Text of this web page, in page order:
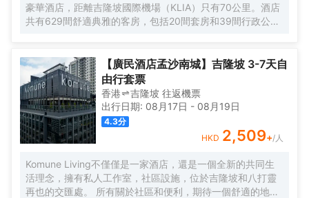
豪華酒店，距離吉隆坡國際機場（KLIA）只有70公里。酒店
共有629間舒適典雅的客房，包括20間套房和39間行政公
供146間客房和20間套房，客人可專享文華東方會行政貴賓
廊設施的優待。客人可以在房內免費上網。酒店內的餐飲和
酒吧令人更加難忘。客人可以在酒店的7間餐廳，酒吧和休息
室盡情享受或舉辦慶祝活動。酒店設有豐富的會議和宴會設
施，包括一個可容納1,800位賓客的無柱式大宴會廳，鑽石宴
會廳也可容納500位客人。酒店的16個功能室都配備了可用
於研討會，國際會議，展覽，婚禮等活動的視聽設備。文華
東方酒店活力俱樂部及水療中心為賓客提供一個寧靜的氛
圍，完善的健身設備和一流的温泉理療。客人可以在酒店游
泳池內暢遊，欣賞KLCC公園如畫般的風景。
【廣民酒店孟沙南城】吉隆坡 3-7天自
由行套票
香港 吉隆坡 往返機票
出行日期: 08月17日 - 08月19日
4.3分
HKD 2,509+/人
Komune Living不僅僅是一家酒店，還是一個全新的共同生
活理念，擁有私人工作室，社區設施，位於吉隆坡和八打靈
再也的交匯處。 所有關於社區和便利，期待一個舒適的地方